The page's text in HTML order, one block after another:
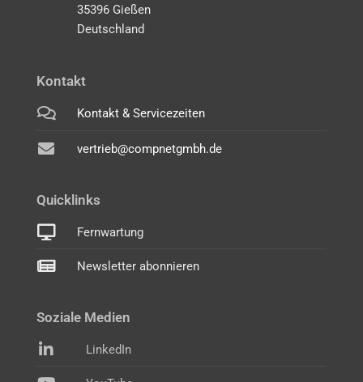
35396 Gießen
Deutschland
Kontakt
Kontakt & Servicezeiten
vertrieb@compnetgmbh.de
Quicklinks
Fernwartung
Newsletter abonnieren
Soziale Medien
LinkedIn